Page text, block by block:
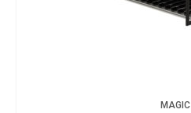
MAGIC